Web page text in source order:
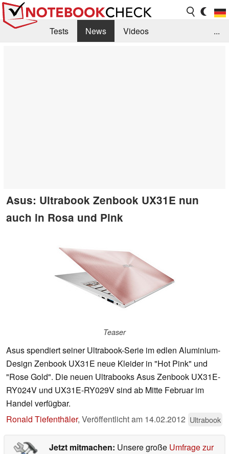
Tests News
Videos
...
Asus: Ultrabook Zenbook UX31E nun
auch in Rosa und Pink
Teaser
Asus spendiert seiner Ultrabook-Serie im edlen Aluminium-
Design Zenbook UX31E neue Kleider in "Hot Pink" und
"Rose Gold". Die neuen Ultrabooks Asus Zenbook UX31E-
RY024V und UX31E-RY029V sind ab Mitte Februar im
Handel verfügbar.
Ronald Tiefenthäler, Veröffentlicht am 14.02.2012 Ultrabook
Jetzt mitmachen: Unsere große Umfrage zur